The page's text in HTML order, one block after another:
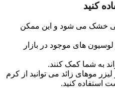
کنید
خشک می شود و این ممکن
های موجود در بازار
به شما کمک کنند.
بعد از لیزر موهای زائد می توانید از کرم
کنید.